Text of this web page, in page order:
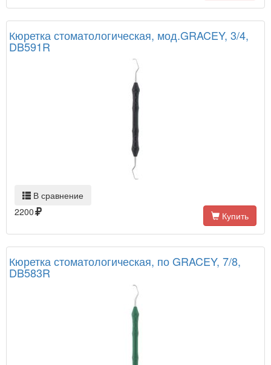
Кюретка стоматологическая, мод.GRACEY, 3/4,
DB591R
В сравнение
2200
Купить
Кюретка стоматологическая, по GRACEY, 7/8,
DB583R